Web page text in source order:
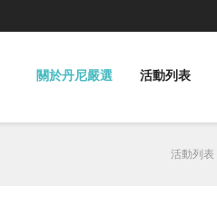
關於丹尼嚴選 活動列表
活動列表